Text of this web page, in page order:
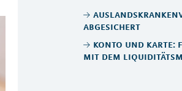
abgesichert
konto und karte:
mit dem